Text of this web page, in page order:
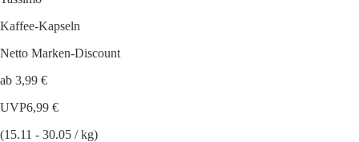
Kaffee-Kapseln
Netto Marken-Discount
ab 3,99 €
UVP6,99 €
(15.11 - 30.05 / kg)